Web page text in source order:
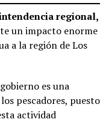
regional,
un impacto enorme
a la región de Los
es una
pescadores, puesto
actividad